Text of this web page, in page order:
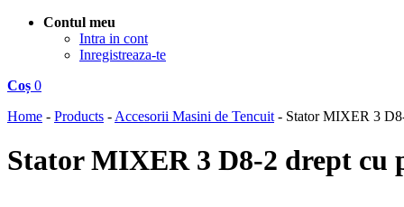
Contul meu
Intra in cont
Inregistreaza-te
Coș 0
Home - Products - Accesorii Masini de Tencuit - Stator MIXER 3
Stator MIXER 3 D8-2 drept cu